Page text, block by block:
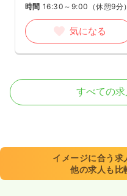
時間 16:30～9:00 （休憩9分）
気になる
訪問看護 正看護師
8:30～17:30（休憩60
オンコールあり
月給32万
すべての
イメージに合う求
他の求人も比